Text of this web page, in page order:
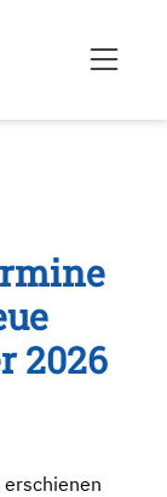
2026
erschienen